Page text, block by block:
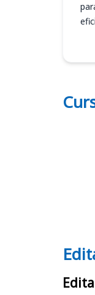
Editais